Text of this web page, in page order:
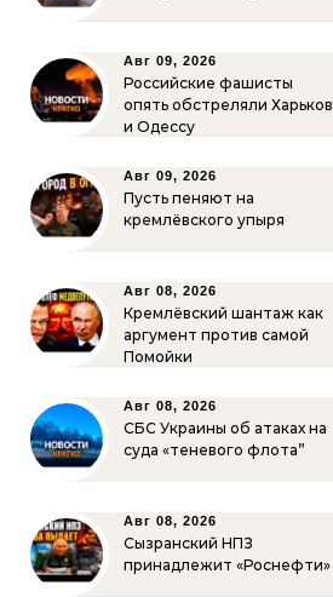
Авг 09, 2026
Российские фашисты
опять обстреляли Харьков
и Одессу
Авг 09, 2026
Пусть пеняют на
кремлёвского упыря
Авг 08, 2026
Кремлёвский шантаж как
аргумент против самой
Помойки
Авг 08, 2026
СБС Украины об атаках на
суда «теневого флота”
Авг 08, 2026
Сызранский НПЗ
принадлежит «Роснефти»